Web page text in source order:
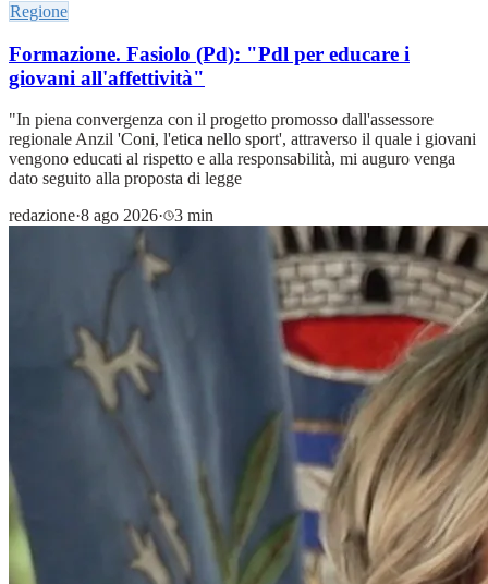
Regione
Formazione. Fasiolo (Pd): "Pdl per educare i
giovani all'affettività"
"In piena convergenza con il progetto promosso dall'assessore
regionale Anzil 'Coni, l'etica nello sport', attraverso il quale i giovani
vengono educati al rispetto e alla responsabilità, mi auguro venga
dato seguito alla proposta di legge
redazione·8 ago 2026· 3 min